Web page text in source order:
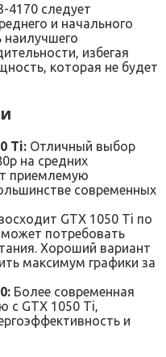
4170 следует
и начального
наилучшего
избегая
которая не будет
Ti: Отличный выбор
на средних
приемлемую
современных
GTX 1050 Ti по
потребовать
Хороший вариант
максимум графики за
Более современная
с GTX 1050 Ti‚
и